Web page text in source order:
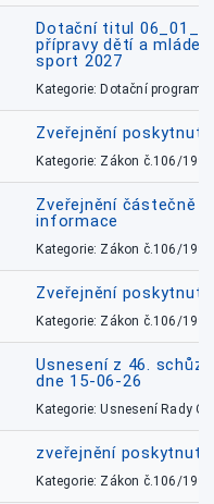
Dotační titul
přípravy dětí a
sport 2027
Kategorie: Dotační
Zveřejnění
Kategorie: Zákon č.106/1999
Zveřejnění částečně
informace
Kategorie: Zákon č.106/1999
Zveřejnění
Kategorie: Zákon č.106/1999
Usnesení z 46.
dne 15-06-26
Kategorie: Usnesení Rady
zveřejnění
Kategorie: Zákon č.106/1999